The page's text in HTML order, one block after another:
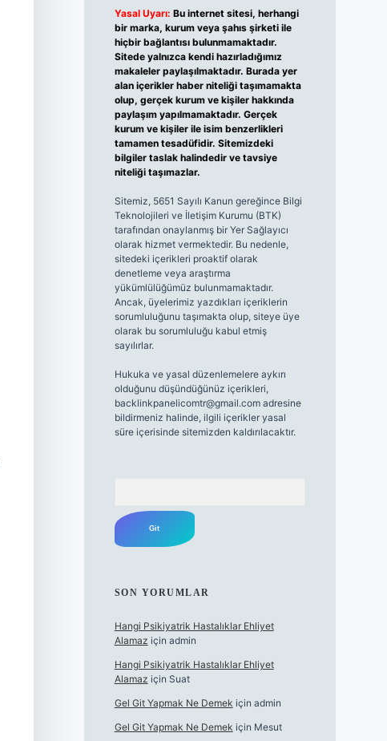
Yasal Uyarı: Bu internet sitesi, herhangi
bir marka, kurum veya şahıs şirketi ile
hiçbir bağlantısı bulunmamaktadır.
Sitede yalnızca kendi hazırladığımız
makaleler paylaşılmaktadır. Burada yer
alan içerikler haber niteliği taşımamakta
olup, gerçek kurum ve kişiler hakkında
paylaşım yapılmamaktadır. Gerçek
kurum ve kişiler ile isim benzerlikleri
tamamen tesadüfidir. Sitemizdeki
bilgiler taslak halindedir ve tavsiye
niteliği taşımazlar.
Sitemiz, 5651 Sayılı Kanun gereğince Bilgi
Teknolojileri ve İletişim Kurumu (BTK)
tarafından onaylanmış bir Yer Sağlayıcı
olarak hizmet vermektedir. Bu nedenle,
sitedeki içerikleri proaktif olarak
denetleme veya araştırma
yükümlülüğümüz bulunmamaktadır.
Ancak, üyelerimiz yazdıkları içeriklerin
sorumluluğunu taşımakta olup, siteye üye
olarak bu sorumluluğu kabul etmiş
sayılırlar.
Hukuka ve yasal düzenlemelere aykırı
olduğunu düşündüğünüz içerikleri,
backlinkpanelicomtr@gmail.comadresine
bildirmeniz halinde, ilgili içerikler yasal
süre içerisinde sitemizden kaldırılacaktır.
SON YORUMLAR
Hangi Psikiyatrik Hastalıklar Ehliyet
Alamaz için admin
Hangi Psikiyatrik Hastalıklar Ehliyet
Alamaz için Suat
Gel Git Yapmak Ne Demek için admin
Gel Git Yapmak Ne Demek için Mesut